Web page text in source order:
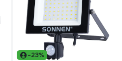
-23%